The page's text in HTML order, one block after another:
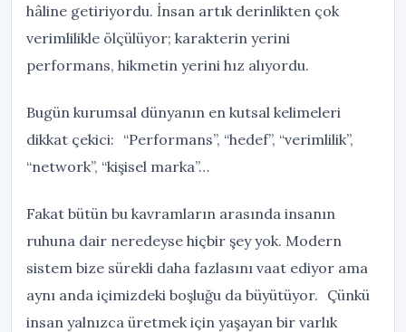
hâline getiriyordu. İnsan artık derinlikten çok
verimlilikle ölçülüyor; karakterin yerini
performans, hikmetin yerini hız alıyordu.
Bugün kurumsal dünyanın en kutsal kelimeleri
dikkat çekici: “Performans”, “hedef”, “verimlilik”,
“network”, “kişisel marka”…
Fakat bütün bu kavramların arasında insanın
ruhuna dair neredeyse hiçbir şey yok. Modern
sistem bize sürekli daha fazlasını vaat ediyor ama
aynı anda içimizdeki boşluğu da büyütüyor. Çünkü
insan yalnızca üretmek için yaşayan bir varlık